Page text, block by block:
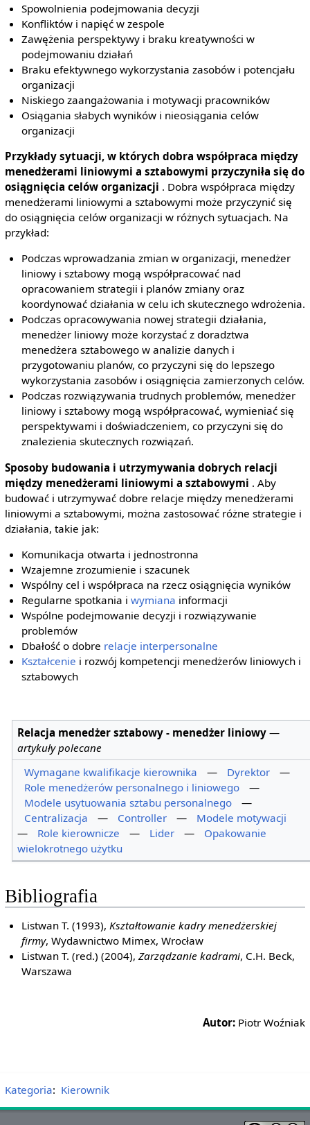
Spowolnienia podejmowania decyzji
Konfliktów i napięć w zespole
Zawężenia perspektywy i braku kreatywności w
podejmowaniu działań
Braku efektywnego wykorzystania zasobów i potencjału
organizacji
Niskiego zaangażowania i motywacji pracowników
Osiągania słabych wyników i nieosiągania celów
organizacji
Przykłady sytuacji, w których dobra współpraca między
menedżerami liniowymi a sztabowymi przyczyniła się do
osiągnięcia celów organizacji . Dobra współpraca między
menedżerami liniowymi a sztabowymi może przyczynić się
do osiągnięcia celów organizacji w różnych sytuacjach. Na
przykład:
Podczas wprowadzania zmian w organizacji, menedżer
liniowy i sztabowy mogą współpracować nad
opracowaniem strategii i planów zmiany oraz
koordynować działania w celu ich skutecznego wdrożenia.
Podczas opracowywania nowej strategii działania,
menedżer liniowy może korzystać z doradztwa
menedżera sztabowego w analizie danych i
przygotowaniu planów, co przyczyni się do lepszego
wykorzystania zasobów i osiągnięcia zamierzonych celów.
Podczas rozwiązywania trudnych problemów, menedżer
liniowy i sztabowy mogą współpracować, wymieniać się
perspektywami i doświadczeniem, co przyczyni się do
znalezienia skutecznych rozwiązań.
Sposoby budowania i utrzymywania dobrych relacji
między menedżerami liniowymi a sztabowymi . Aby
budować i utrzymywać dobre relacje między menedżerami
liniowymi a sztabowymi, można zastosować różne strategie i
działania, takie jak:
Komunikacja otwarta i jednostronna
Wzajemne zrozumienie i szacunek
Wspólny cel i współpraca na rzecz osiągnięcia wyników
Regularne spotkania iwymiana informacji
Wspólne podejmowanie decyzji i rozwiązywanie
problemów
Dbałość o dobre relacje interpersonalne
Kształcenie i rozwój kompetencji menedżerów liniowych i
sztabowych
Relacja menedżer sztabowy - menedżer liniowy —
artykuły polecane
Wymagane kwalifikacje kierownika
— Dyrektor
—
Role menedżerów personalnego i liniowego
—
Modele usytuowania sztabu personalnego
—
Centralizacja
— Controller —
Modele motywacji
—
Role kierownicze — Lider —
Opakowanie
wielokrotnego użytku
Bibliografia
Listwan T. (1993), Kształtowanie kadry menedżerskiej
firmy, Wydawnictwo Mimex, Wrocław
Listwan T. (red.) (2004),Zarządzanie kadrami, C.H. Beck,
Warszawa
Autor: Piotr Woźniak
Kategoria: Kierownik